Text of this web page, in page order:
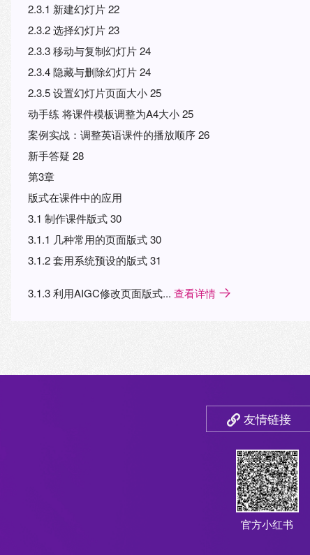
2.3.1 新建幻灯片 22
2.3.2 选择幻灯片 23
2.3.3 移动与复制幻灯片 24
2.3.4 隐藏与删除幻灯片 24
2.3.5 设置幻灯片页面大小 25
动手练 将课件模板调整为A4大小 25
案例实战：调整英语课件的播放顺序 26
新手答疑 28
第3章
版式在课件中的应用
3.1 制作课件版式 30
3.1.1 几种常用的页面版式 30
3.1.2 套用系统预设的版式 31
3.1.3 利用AIGC修改页面版式... 查看详情
友情链接
官方小红书